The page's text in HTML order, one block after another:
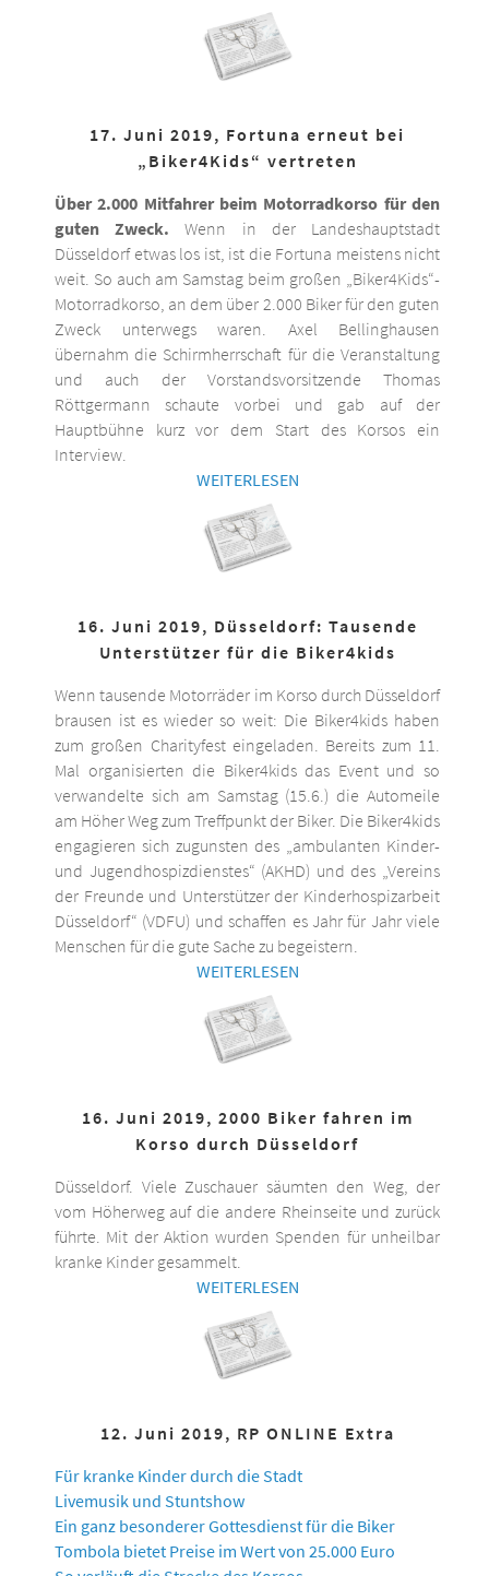
17. Juni 2019, Fortuna erneut bei
„Biker4Kids“ vertreten
Über 2.000 Mitfahrer beim Motorradkorso für den
guten Zweck. Wenn in der Landeshauptstadt
Düsseldorf etwas los ist, ist die Fortuna meistens nicht
weit. So auch am Samstag beim großen „Biker4Kids“-
Motorradkorso, an dem über 2.000 Biker für den guten
Zweck unterwegs waren. Axel Bellinghausen
übernahm die Schirmherrschaft für die Veranstaltung
und auch der Vorstandsvorsitzende Thomas
Röttgermann schaute vorbei und gab auf der
Hauptbühne kurz vor dem Start des Korsos ein
Interview.
WEITERLESEN
16. Juni 2019, Düsseldorf: Tausende
Unterstützer für die Biker4kids
Wenn tausende Motorräder im Korso durch Düsseldorf
brausen ist es wieder so weit: Die Biker4kids haben
zum großen Charityfest eingeladen. Bereits zum 11.
Mal organisierten die Biker4kids das Event und so
verwandelte sich am Samstag (15.6.) die Automeile
am Höher Weg zum Treffpunkt der Biker. Die Biker4kids
engagieren sich zugunsten des „ambulanten Kinder-
und Jugendhospizdienstes“ (AKHD) und des „Vereins
der Freunde und Unterstützer der Kinderhospizarbeit
Düsseldorf“ (VDFU) und schaffen es Jahr für Jahr viele
Menschen für die gute Sache zu begeistern.
WEITERLESEN
16. Juni 2019, 2000 Biker fahren im
Korso durch Düsseldorf
Düsseldorf. Viele Zuschauer säumten den Weg, der
vom Höherweg auf die andere Rheinseite und zurück
führte. Mit der Aktion wurden Spenden für unheilbar
kranke Kinder gesammelt.
WEITERLESEN
12. Juni 2019, RP ONLINE Extra
Für kranke Kinder durch die Stadt
Livemusik und Stuntshow
Ein ganz besonderer Gottesdienst für die Biker
Tombola bietet Preise im Wert von 25.000 Euro